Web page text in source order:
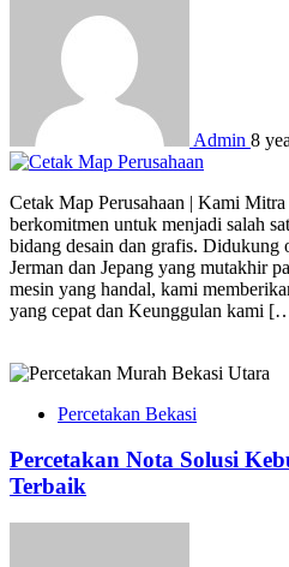
Admin 8
Cetak Map Perusahaan | Kami
berkomitmen untuk menjadi salah
bidang desain dan grafis. Didukung
Jerman dan Jepang yang mutakhir
mesin yang handal, kami
yang cepat dan Keunggulan kami
Percetakan Bekasi
Percetakan Nota Solusi
Terbaik